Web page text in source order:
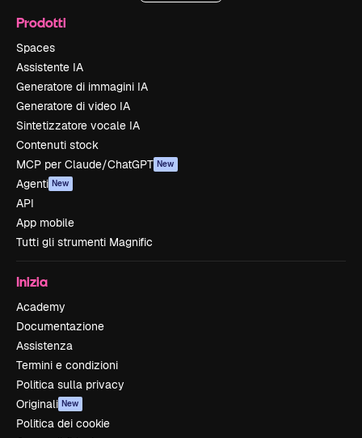
Prodotti
Spaces
Assistente IA
Generatore di immagini IA
Generatore di video IA
Sintetizzatore vocale IA
Contenuti stock
MCP per Claude/ChatGPT New
Agenti New
API
App mobile
Tutti gli strumenti Magnific
Inizia
Academy
Documentazione
Assistenza
Termini e condizioni
Politica sulla privacy
Originali New
Politica dei cookie